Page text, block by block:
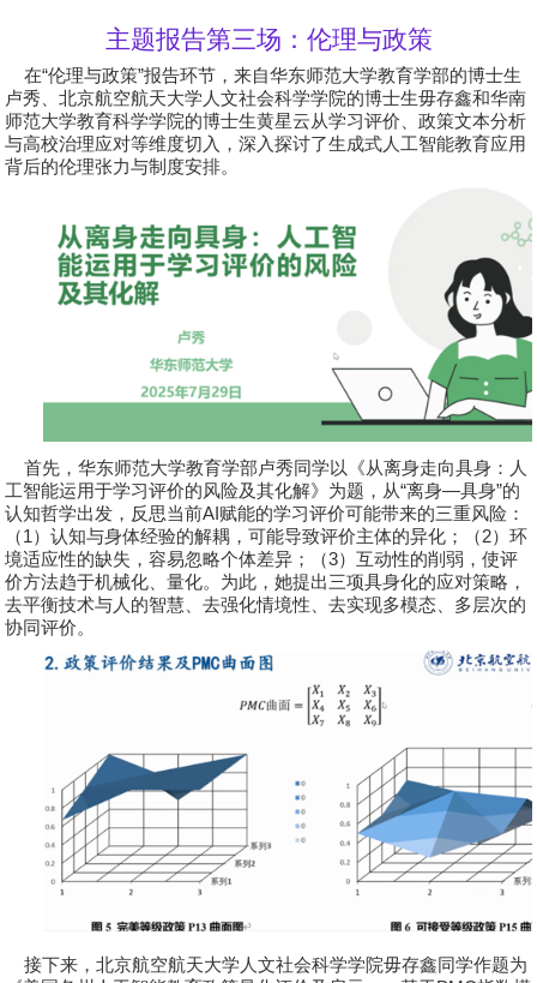
主题报告第三场：伦理与政策
在“伦理与政策”报告环节，来自华东师范大学教育学部的博士生
卢秀、北京航空航天大学人文社会科学学院的博士生毋存鑫和华南
师范大学教育科学学院的博士生黄星云从学习评价、政策文本分析
与高校治理应对等维度切入，深入探讨了生成式人工智能教育应用
背后的伦理张力与制度安排。
首先，华东师范大学教育学部卢秀同学以《从离身走向具身：人
工智能运用于学习评价的风险及其化解》为题，从“离身—具身”的
认知哲学出发，反思当前AI赋能的学习评价可能带来的三重风险：
（1）认知与身体经验的解耦，可能导致评价主体的异化；（2）环
境适应性的缺失，容易忽略个体差异；（3）互动性的削弱，使评
价方法趋于机械化、量化。为此，她提出三项具身化的应对策略，
去平衡技术与人的智慧、去强化情境性、去实现多模态、多层次的
协同评价。
接下来，北京航空航天大学人文社会科学学院毋存鑫同学作题为